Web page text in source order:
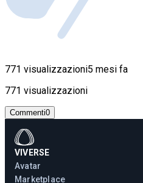
771 visualizzazioni5 mesi fa
771 visualizzazioni
Commenti0
VIVERSE
Avatar
Marketplace